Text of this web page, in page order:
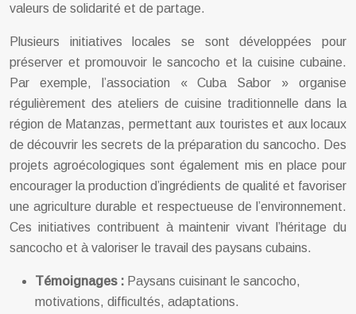
valeurs de solidarité et de partage.
Plusieurs initiatives locales se sont développées pour
préserver et promouvoir le sancocho et la cuisine cubaine.
Par exemple, l’association « Cuba Sabor » organise
régulièrement des ateliers de cuisine traditionnelle dans la
région de Matanzas, permettant aux touristes et aux locaux
de découvrir les secrets de la préparation du sancocho. Des
projets agroécologiques sont également mis en place pour
encourager la production d’ingrédients de qualité et favoriser
une agriculture durable et respectueuse de l’environnement.
Ces initiatives contribuent à maintenir vivant l’héritage du
sancocho et à valoriser le travail des paysans cubains.
Témoignages : Paysans cuisinant le sancocho,
motivations, difficultés, adaptations.